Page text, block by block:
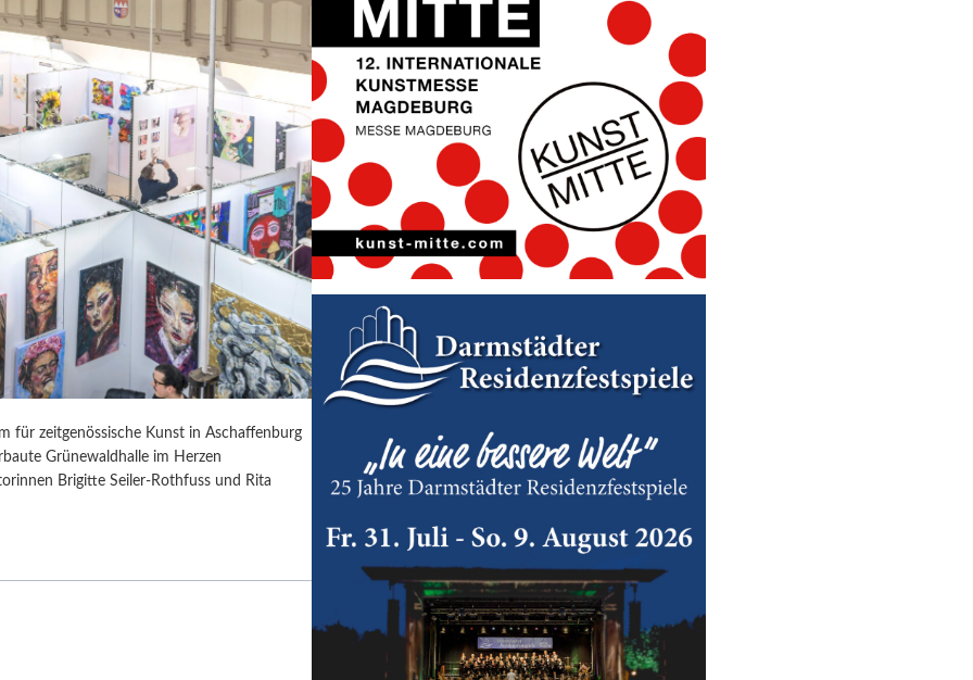
für zeitgenössische Kunst in Aschaffenburg
Grünewaldhalle im Herzen
Brigitte Seiler-Rothfuss und Rita